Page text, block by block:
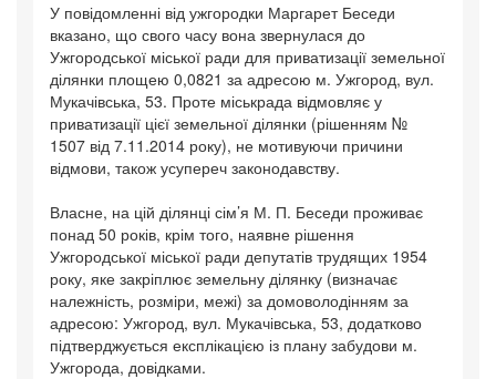
У повідомленні від ужгородки Маргарет Беседи
вказано, що свого часу вона звернулася до
Ужгородської міської ради для приватизації земельної
ділянки площею 0,0821 за адресою м. Ужгород, вул.
Мукачівська, 53. Проте міськрада відмовляє у
приватизації цієї земельної ділянки (рішенням №
1507 від 7.11.2014 року), не мотивуючи причини
відмови, також усупе­реч законодавству.
Власне, на цій ділянці сім’я М. П. Беседи проживає
понад 50 років, крім того, наявне рішення
Ужгородської міської ради депутатів трудящих 1954
року, яке закріплює земельну ділянку (визначає
належність, розміри, межі) за домоволодінням за
адресою: Ужгород, вул. Мукачівська, 53, додатково
підтверджується експлікацією із плану забудови м.
Ужгорода, довідками.